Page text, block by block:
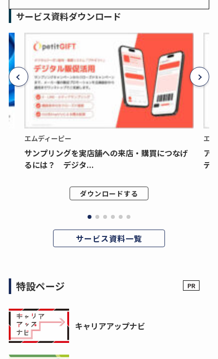
サービス資料ダウンロード
エムディーピー
サンプリングを実店舗への来店・購買につなげ
るには？ デジタ...
ダウンロードする
エ
ア
デ
サービス資料一覧
特設ページ
キャリアアップナビ